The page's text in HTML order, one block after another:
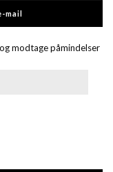
mail
modtage påmindelser